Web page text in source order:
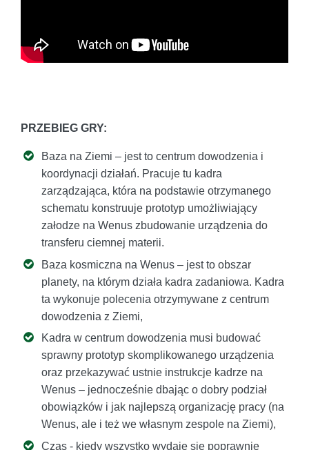
PRZEBIEG GRY:
Baza na Ziemi – jest to centrum dowodzenia i
koordynacji działań. Pracuje tu kadra
zarządzająca, która na podstawie otrzymanego
schematu konstruuje prototyp umożliwiający
załodze na Wenus zbudowanie urządzenia do
transferu ciemnej materii.
Baza kosmiczna na Wenus – jest to obszar
planety, na którym działa kadra zadaniowa. Kadra
ta wykonuje polecenia otrzymywane z centrum
dowodzenia z Ziemi,
Kadra w centrum dowodzenia musi budować
sprawny prototyp skomplikowanego urządzenia
oraz przekazywać ustnie instrukcje kadrze na
Wenus – jednocześnie dbając o dobry podział
obowiązków i jak najlepszą organizację pracy (na
Wenus, ale i też we własnym zespole na Ziemi),
Czas - kiedy wszystko wydaje się poprawnie